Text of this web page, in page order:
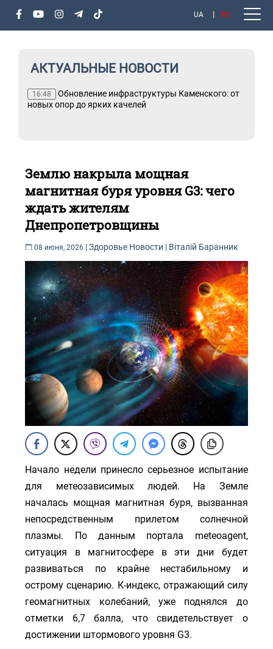
UA RU
АКТУАЛЬНЫЕ НОВОСТИ
16:48
Обновление инфраструктуры Каменского: от
новых опор до ярких качелей
Землю накрыла мощная
магнитная буря уровня G3: чего
ждать жителям
Днепропетровщины
08 июня, 2026 |Здоровье Новости | Віталій Баранник
Начало недели принесло серьезное испытание
для метеозависимых людей. На Земле
началась мощная магнитная буря, вызванная
непосредственным прилетом солнечной
плазмы. По данным портала meteoagent,
ситуация в магнитосфере в эти дни будет
развиваться по крайне нестабильному и
острому сценарию. К-индекс, отражающий силу
геомагнитных колебаний, уже поднялся до
отметки 6,7 балла, что свидетельствует о
достижении штормового уровня G3.